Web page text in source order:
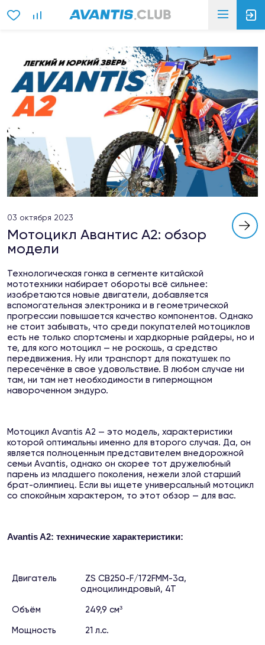
03 октября 2023
Мотоцикл Авантис А2: обзор
модели
Технологическая гонка в сегменте китайской
мототехники набирает обороты всё сильнее:
изобретаются новые двигатели, добавляется
вспомогательная электроника и в геометрической
прогрессии повышается качество компонентов. Однако
не стоит забывать, что среди покупателей мотоциклов
есть не только спортсмены и хардкорные райдеры, но и
те, для кого мотоцикл — не роскошь, а средство
передвижения. Ну или транспорт для покатушек по
пересечёнке в свое удовольствие. В любом случае ни
там, ни там нет необходимости в гипермощном
навороченном эндуро.
Мотоцикл Avantis A2 — это модель, характеристики
которой оптимальны именно для второго случая. Да, он
является полноценным представителем внедорожной
семьи Avantis, однако он скорее тот дружелюбный
парень из младшего поколения, нежели злой старший
брат-олимпиец. Если вы ищете универсальный мотоцикл
со спокойным характером, то этот обзор — для вас.
Avantis A2: технические характеристики:
Двигатель
ZS CB250-F/172FMM-3a,
одноцилиндровый, 4Т
Объём
249,9 см³
Мощность
21 л.с.